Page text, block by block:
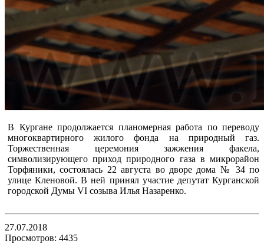
В Кургане продолжается планомерная работа по переводу
многоквартирного жилого фонда на природный газ.
Торжественная церемония зажжения факела,
символизирующего приход природного газа в микрорайон
Торфяники, состоялась 22 августа во дворе дома № 34 по
улице Кленовой. В ней принял участие депутат Курганской
городской Думы VI созыва Илья Назаренко.
27.07.2018
Просмотров: 4435